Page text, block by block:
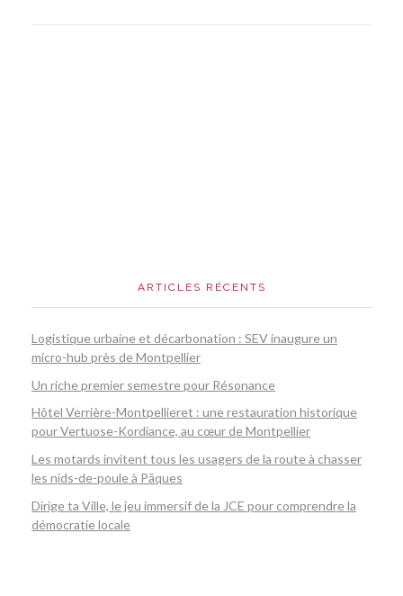
ARTICLES RÉCENTS
Logistique urbaine et décarbonation : SEV inaugure un
micro-hub près de Montpellier
Un riche premier semestre pour Résonance
Hôtel Verrière-Montpellieret : une restauration historique
pour Vertuose-Kordiance, au cœur de Montpellier
Les motards invitent tous les usagers de la route à chasser
les nids-de-poule à Pâques
Dirige ta Ville, le jeu immersif de la JCE pour comprendre la
démocratie locale